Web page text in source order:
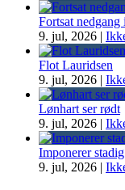
Fortsat nedgang
9. jul, 2026 |
Flot Lauridsen
9. jul, 2026 |
Lønhart ser rødt
9. jul, 2026 |
Imponerer stadig
9. jul, 2026 |